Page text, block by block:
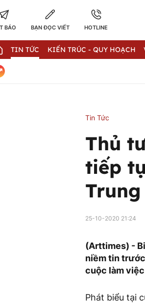
BÁO BẠN ĐỌC VIẾT HOTLINE
TIN TỨC KIẾN TRÚC - QUY HOẠCH
Tin Tức
Thủ
tiếp
Trung
25-10-2020 21:24
(Arttimes) -
niềm tin
cuộc làm
Phát biểu tại